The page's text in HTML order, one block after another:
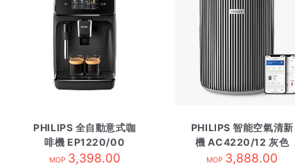
PHILIPS 全自動意式咖
啡機 EP1220/00
MOP 3,398.00
PHILIPS 智能空氣清新
機 AC4220/12 灰色
MOP 3,888.00